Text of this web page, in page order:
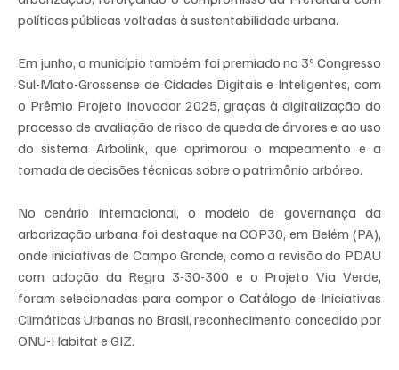
políticas públicas voltadas à sustentabilidade urbana.
Em junho, o município também foi premiado no 3º Congresso
Sul-Mato-Grossense de Cidades Digitais e Inteligentes, com
o Prêmio Projeto Inovador 2025, graças à digitalização do
processo de avaliação de risco de queda de árvores e ao uso
do sistema Arbolink, que aprimorou o mapeamento e a
tomada de decisões técnicas sobre o patrimônio arbóreo.
No cenário internacional, o modelo de governança da
arborização urbana foi destaque na COP30, em Belém (PA),
onde iniciativas de Campo Grande, como a revisão do PDAU
com adoção da Regra 3-30-300 e o Projeto Via Verde,
foram selecionadas para compor o Catálogo de Iniciativas
Climáticas Urbanas no Brasil, reconhecimento concedido por
ONU-Habitat e GIZ.